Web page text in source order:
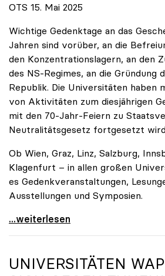
OTS 15. Mai 2025
Wichtige Gedenktage an das
Jahren sind vorüber, an die
den Konzentrationslagern, an den
des NS-Regimes, an die Gründung
Republik. Die Universitäten haben
von Aktivitäten zum diesjährigen
mit den 70-Jahr-Feiern zu
Neutralitätsgesetz fortgesetzt
Ob Wien, Graz, Linz, Salzburg,
Klagenfurt – in allen großen
es Gedenkveranstaltungen,
Ausstellungen und Symposien.
uniko-Präsidentin Brigitte Hütter
...weiterlesen
UNIVERSITÄTEN